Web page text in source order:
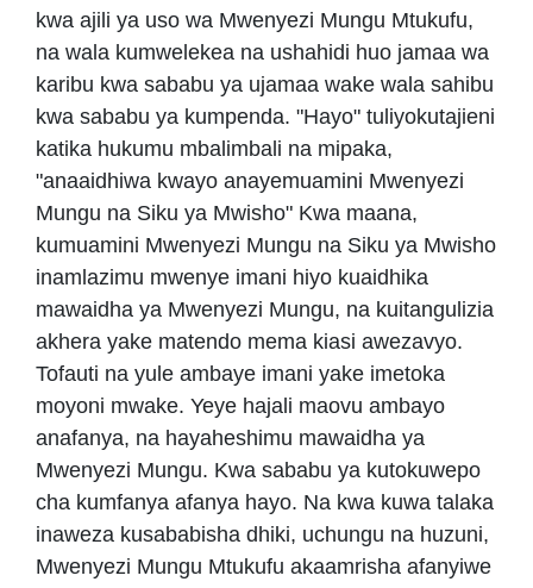
kwa ajili ya uso wa Mwenyezi Mungu Mtukufu,
na wala kumwelekea na ushahidi huo jamaa wa
karibu kwa sababu ya ujamaa wake wala sahibu
kwa sababu ya kumpenda. "Hayo" tuliyokutajieni
katika hukumu mbalimbali na mipaka,
"anaaidhiwa kwayo anayemuamini Mwenyezi
Mungu na Siku ya Mwisho" Kwa maana,
kumuamini Mwenyezi Mungu na Siku ya Mwisho
inamlazimu mwenye imani hiyo kuaidhika
mawaidha ya Mwenyezi Mungu, na kuitangulizia
akhera yake matendo mema kiasi awezavyo.
Tofauti na yule ambaye imani yake imetoka
moyoni mwake. Yeye hajali maovu ambayo
anafanya, na hayaheshimu mawaidha ya
Mwenyezi Mungu. Kwa sababu ya kutokuwepo
cha kumfanya afanya hayo. Na kwa kuwa talaka
inaweza kusababisha dhiki, uchungu na huzuni,
Mwenyezi Mungu Mtukufu akaamrisha afanyiwe